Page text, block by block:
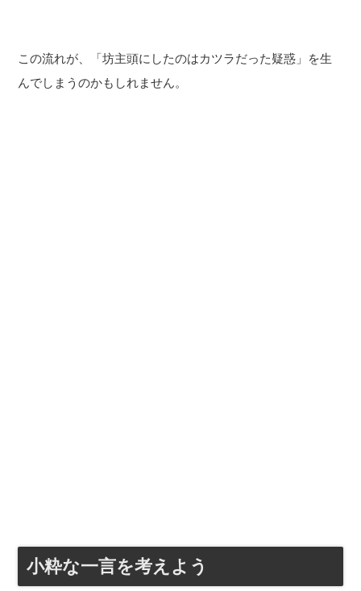
この流れが、「坊主頭にしたのはカツラだった疑惑」を生
んでしまうのかもしれません。
小粋な一言を考えよう